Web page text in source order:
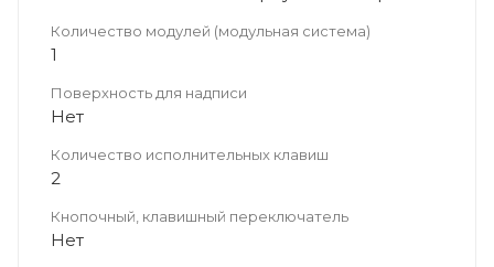
Количество модулей (модульная система)
1
Поверхность для надписи
Нет
Количество исполнительных клавиш
2
Кнопочный, клавишный переключатель
Нет